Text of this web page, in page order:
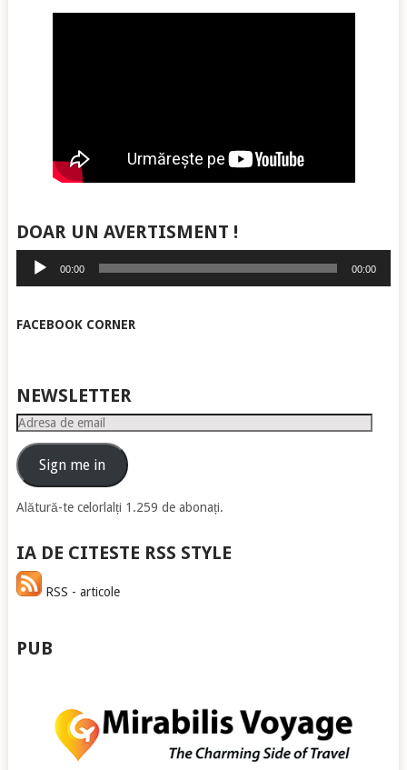
DOAR UN AVERTISMENT !
Player
audio
00:00 00:00
FACEBOOK CORNER
NEWSLETTER
Adresa
emailSign me in
Alătură-te celorlalți 1.259 de abonați.
IA DE CITESTE RSS STYLE
RSS - articole
PUB